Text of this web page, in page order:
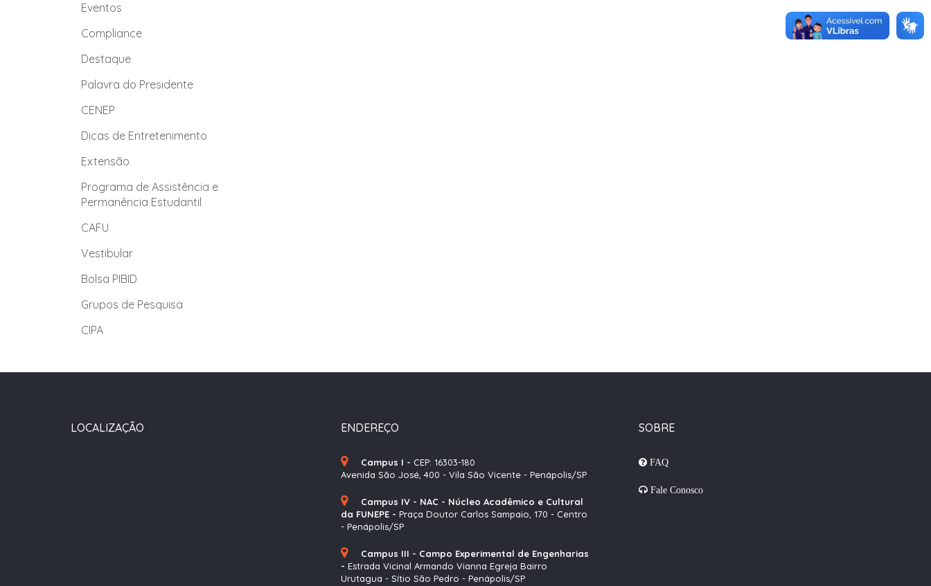
Eventos
Compliance
Destaque
Palavra do Presidente
CENEP
Dicas de Entretenimento
Extensão
Programa de Assistência e
Permanência Estudantil
CAFU
Vestibular
Bolsa PIBID
Grupos de Pesquisa
CIPA
LOCALIZAÇÃO ENDEREÇO
Campus I - CEP: 16303-180
Avenida São José, 400 - Vila São Vicente - Penápolis/SP
Campus IV - NAC - Núcleo Acadêmico e Cultural
da FUNEPE - Praça Doutor Carlos Sampaio, 170 - Centro
- Penápolis/SP
Campus III - Campo Experimental de Engenharias
- Estrada Vicinal Armando Vianna Egreja Bairro
Urutagua - Sítio São Pedro - Penápolis/SP
SOBRE
FAQ
Fale Conosco